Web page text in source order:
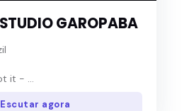
GAROPABA
it - ...
Escutar agora